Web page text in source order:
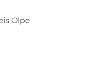
Olpe